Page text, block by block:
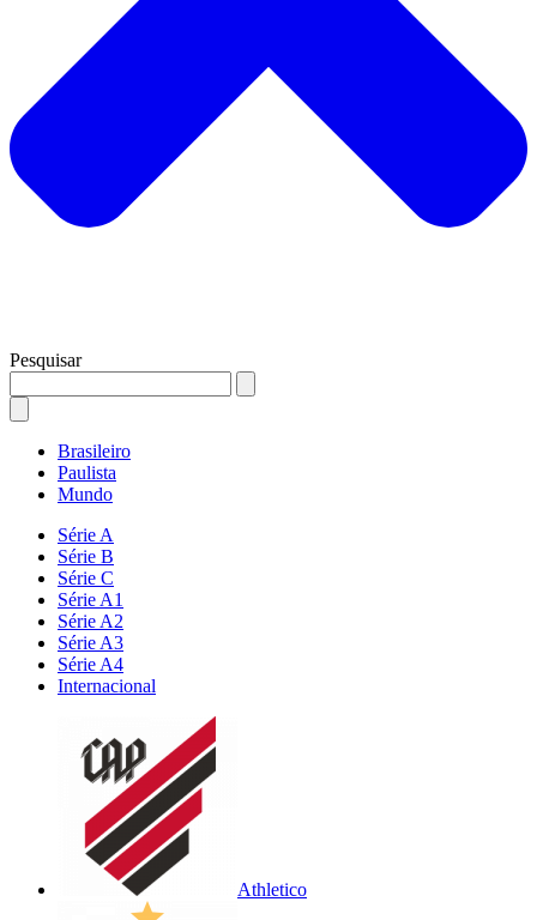
Pesquisar
Brasileiro
Paulista
Mundo
Série A
Série B
Série C
Série A1
Série A2
Série A3
Série A4
Internacional
Athletico